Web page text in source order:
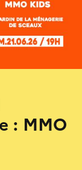
: MMO